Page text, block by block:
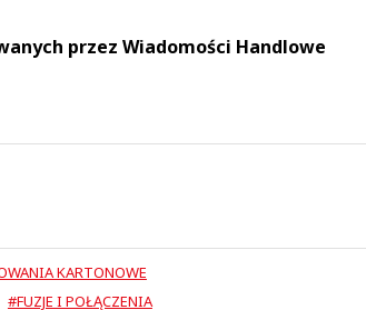
przez Wiadomości Handlowe
KARTONOWE
#FUZJE I POŁĄCZENIA